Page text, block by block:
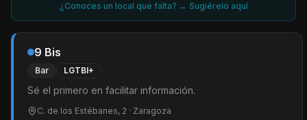
¿Conoces un local que falta? → Sugiérelo aquí
9 Bis
Bar LGTBI+
Sé el primero en facilitar información.
C. de los Estébanes, 2 · Zaragoza